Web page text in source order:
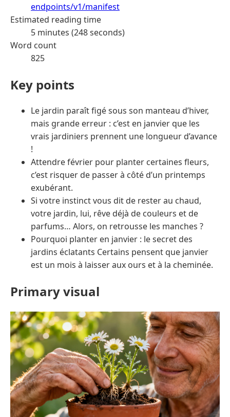
endpoints/v1/manifest
Estimated reading time
5 minutes (248 seconds)
Word count
825
Key points
Le jardin paraît figé sous son manteau d’hiver,
mais grande erreur : c’est en janvier que les
vrais jardiniers prennent une longueur d’avance
!
Attendre février pour planter certaines fleurs,
c’est risquer de passer à côté d’un printemps
exubérant.
Si votre instinct vous dit de rester au chaud,
votre jardin, lui, rêve déjà de couleurs et de
parfums… Alors, on retrousse les manches ?
Pourquoi planter en janvier : le secret des
jardins éclatants Certains pensent que janvier
est un mois à laisser aux ours et à la cheminée.
Primary visual